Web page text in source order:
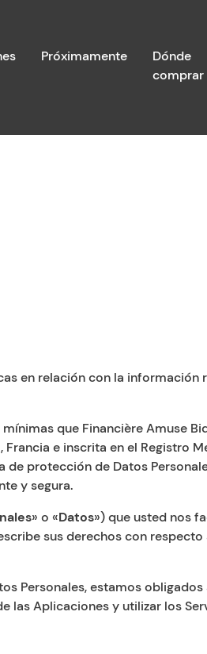
Próximamente
Dónde
comprar
en relación con la información
que Financière Amuse
e inscrita en el Registro
de protección de Datos
y segura.
» o «Datos») que usted nos
sus derechos con respecto
Personales, estamos obligados
las Aplicaciones y utilizar los